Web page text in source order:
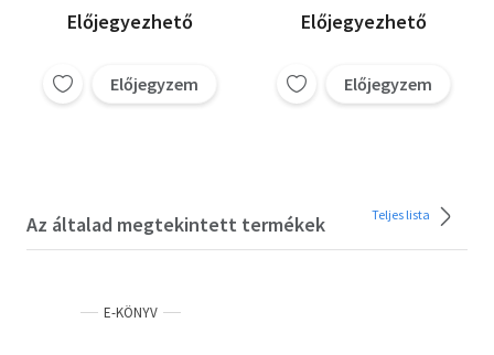
Előjegyezhető
Előjegyzem
Előjegyezhető
Előjegyzem
Az általad megtekintett termékek Teljes lista
E-KÖNYV